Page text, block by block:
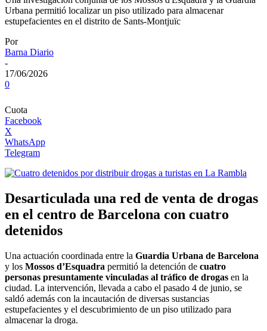
Urbana permitió localizar un piso utilizado para almacenar
estupefacientes en el distrito de Sants-Montjuïc
Por
Barna Diario
-
17/06/2026
0
Cuota
Facebook
X
WhatsApp
Telegram
Desarticulada una red de venta de drogas
en el centro de Barcelona con cuatro
detenidos
Una actuación coordinada entre la Guardia Urbana de Barcelona
y los Mossos d’Esquadra permitió la detención de cuatro
personas presuntamente vinculadas al tráfico de drogas en la
ciudad. La intervención, llevada a cabo el pasado 4 de junio, se
saldó además con la incautación de diversas sustancias
estupefacientes y el descubrimiento de un piso utilizado para
almacenar la droga.